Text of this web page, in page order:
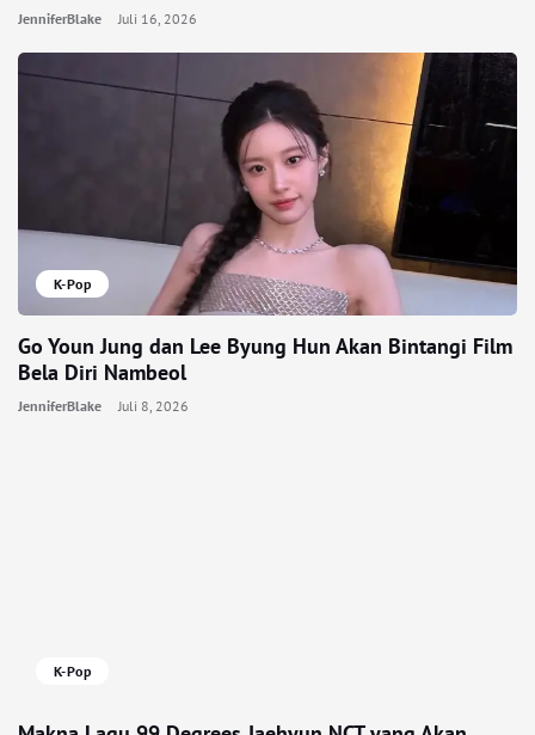
JenniferBlake Juli 16, 2026
K-Pop
Go Youn Jung dan Lee Byung Hun Akan Bintangi Film
Bela Diri Nambeol
JenniferBlake Juli 8, 2026
K-Pop